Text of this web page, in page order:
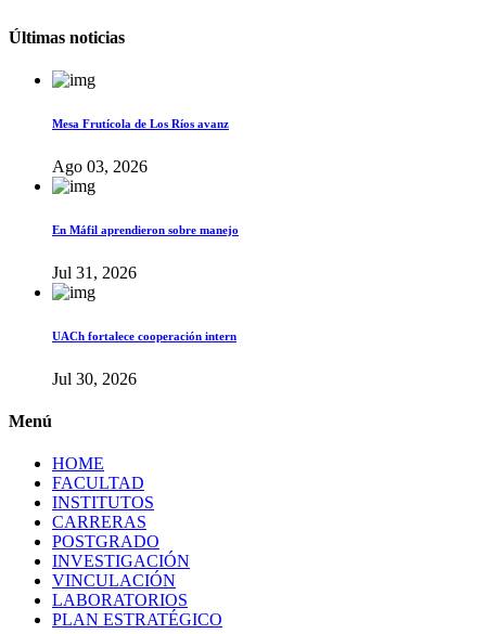
Últimas noticias
Mesa Frutícola de Los Ríos avanz
Ago 03, 2026
En Máfil aprendieron sobre manejo
Jul 31, 2026
UACh fortalece cooperación intern
Jul 30, 2026
Menú
HOME
FACULTAD
INSTITUTOS
CARRERAS
POSTGRADO
INVESTIGACIÓN
VINCULACIÓN
LABORATORIOS
PLAN ESTRATÉGICO